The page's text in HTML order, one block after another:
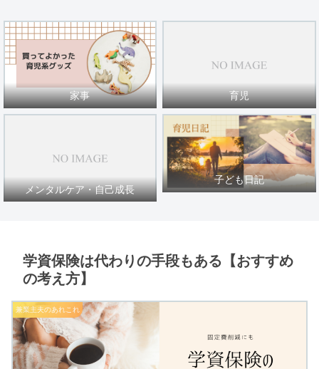
家事 育児
メンタルケア・自己成長
子ども日記
学資保険は代わりの手段もある【おすすめ
の考え方】
兼業主夫のあれこれ